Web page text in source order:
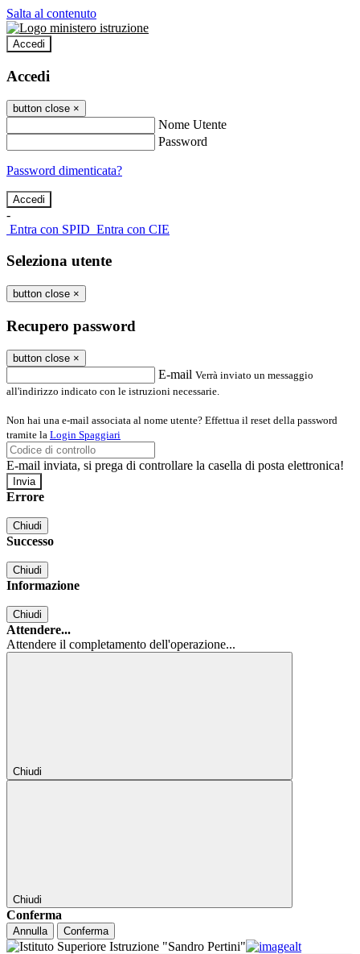
Salta al contenuto
Accedi
Accedi
button close ×
Nome Utente
Password
Password dimenticata?
-
Entra con SPID Entra con CIE
Seleziona utente
button close ×
Recupero password
button close ×
E-mail Verrà inviato un messaggio
all'indirizzo indicato con le istruzioni necessarie.
Non hai una e-mail associata al nome utente? Effettua il reset della password
tramite la Login Spaggiari
E-mail inviata, si prega di controllare la casella di posta elettronica!
Errore
Chiudi
Successo
Chiudi
Informazione
Chiudi
Attendere...
Attendere il completamento dell'operazione...
Chiudi
Chiudi
Conferma
Annulla Conferma